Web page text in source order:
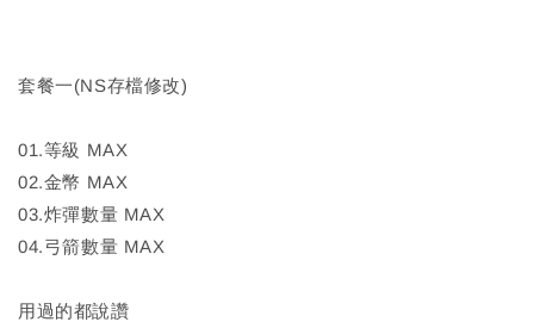
套餐一(NS存檔修改)
01.等級 MAX
02.金幣 MAX
03.炸彈數量 MAX
04.弓箭數量 MAX
用過的都說讚